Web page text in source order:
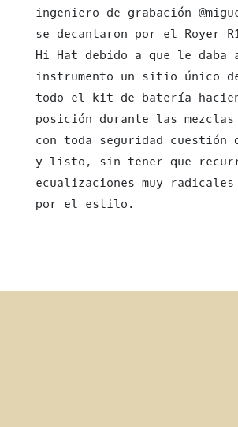
ingeniero de grabación
se decantaron por el Royer
Hi Hat debido a que le daba
instrumento un sitio único
todo el kit de batería
posición durante las
con toda seguridad cuestión
y listo, sin tener que
ecualizaciones muy
por el estilo.